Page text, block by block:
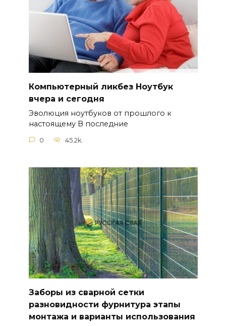
Компьютерный ликбез Ноутбук
вчера и сегодня
Эволюция ноутбуков от прошлого к
настоящему В последние
0 45.2k.
Заборы из сварной сетки
разновидности фурнитура этапы
монтажа и варианты использования